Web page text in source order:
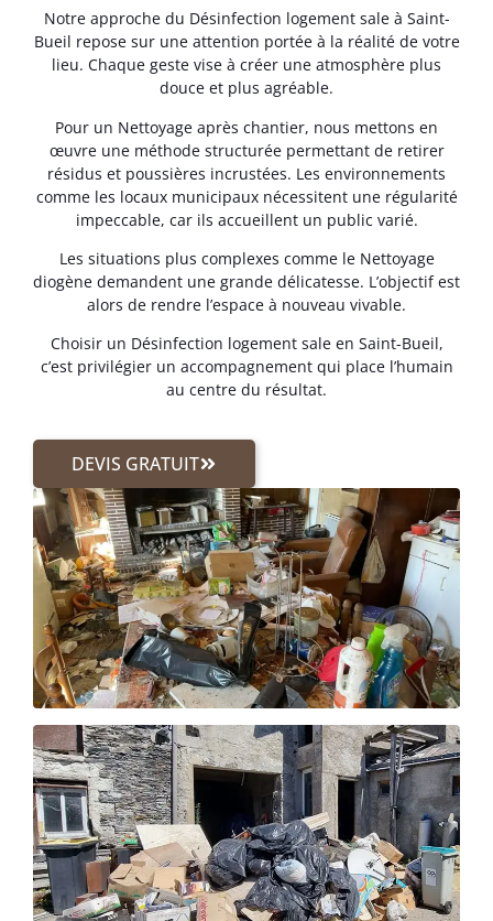
Notre approche du Désinfection logement sale à Saint-
Bueil repose sur une attention portée à la réalité de votre
lieu. Chaque geste vise à créer une atmosphère plus
douce et plus agréable.
Pour un Nettoyage après chantier, nous mettons en
œuvre une méthode structurée permettant de retirer
résidus et poussières incrustées. Les environnements
comme les locaux municipaux nécessitent une régularité
impeccable, car ils accueillent un public varié.
Les situations plus complexes comme le Nettoyage
diogène demandent une grande délicatesse. L’objectif est
alors de rendre l’espace à nouveau vivable.
Choisir un Désinfection logement sale en Saint-Bueil,
c’est privilégier un accompagnement qui place l’humain
au centre du résultat.
DEVIS GRATUIT